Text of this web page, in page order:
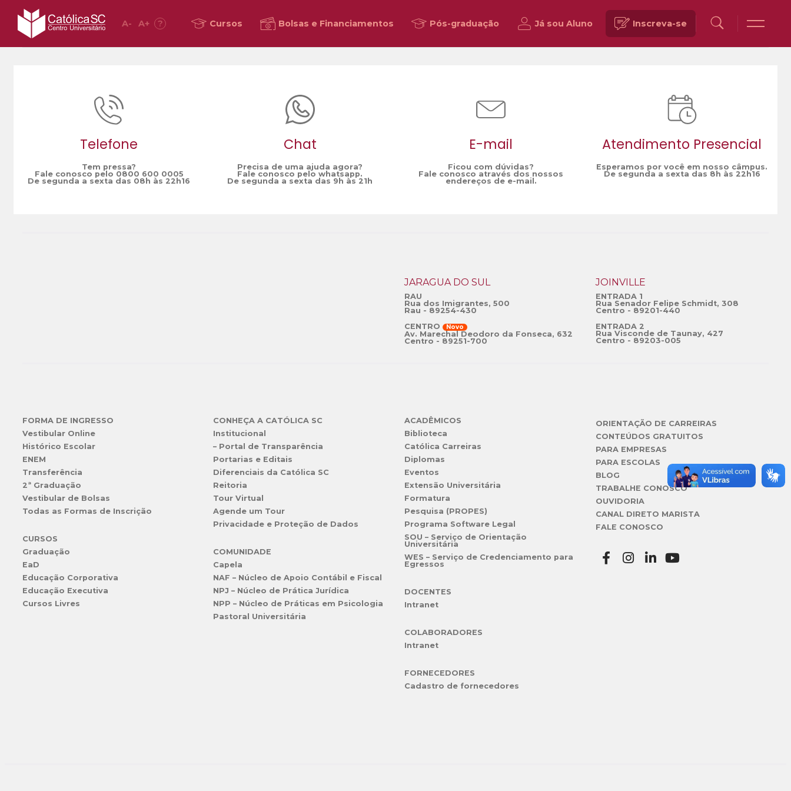
A- A+ ? Cursos Bolsas e Financiamentos Pós-graduação Já sou Aluno Inscreva-se
Home OESA
Telefone
Tem pressa?
Fale conosco pelo 0800 600 0005
De segunda a sexta das 08h às 22h16
Chat
Precisa de uma ajuda agora?
Fale conosco pelo whatsapp.
De segunda a sexta das 9h às 21h
E-mail
Ficou com dúvidas?
Fale conosco através dos nossos
endereços de e-mail.
Atendimento Presencial
Esperamos por você em nosso câmpus.
De segunda a sexta das 8h às 22h16
JARAGUÁ DO SUL
RAU
Rua dos Imigrantes, 500
Rau - 89254-430
CENTRO
Novo
Av. Marechal Deodoro da Fonseca, 632
Centro - 89251-700
JOINVILLE
ENTRADA 1
Rua Senador Felipe Schmidt, 308
Centro - 89201-440
ENTRADA 2
Rua Visconde de Taunay, 427
Centro - 89203-005
FORMA DE INGRESSO
Vestibular Online
Histórico Escolar
ENEM
Transferência
2ª Graduação
Vestibular de Bolsas
Todas as Formas de Inscrição
CURSOS
Graduação
EaD
Educação Corporativa
Educação Executiva
Cursos Livres
CONHEÇA A CATÓLICA SC
Institucional
– Portal de Transparência
Portarias e Editais
Diferenciais da Católica SC
Reitoria
Tour Virtual
Agende um Tour
Privacidade e Proteção de Dados
COMUNIDADE
Capela
NAF – Núcleo de Apoio Contábil e Fiscal
NPJ – Núcleo de Prática Jurídica
NPP – Núcleo de Práticas em Psicologia
Pastoral Universitária
ACADÊMICOS
Biblioteca
Católica Carreiras
Diplomas
Eventos
Extensão Universitária
Formatura
Pesquisa (PROPES)
Programa Software Legal
SOU – Serviço de Orientação
Universitária
WES – Serviço de Credenciamento para
Egressos
DOCENTES
Intranet
COLABORADORES
Intranet
FORNECEDORES
Cadastro de fornecedores
ORIENTAÇÃO DE CARREIRAS
CONTEÚDOS GRATUITOS
PARA EMPRESAS
PARA ESCOLAS
BLOG
TRABALHE CONOSCO
OUVIDORIA
CANAL DIRETO MARISTA
FALE CONOSCO